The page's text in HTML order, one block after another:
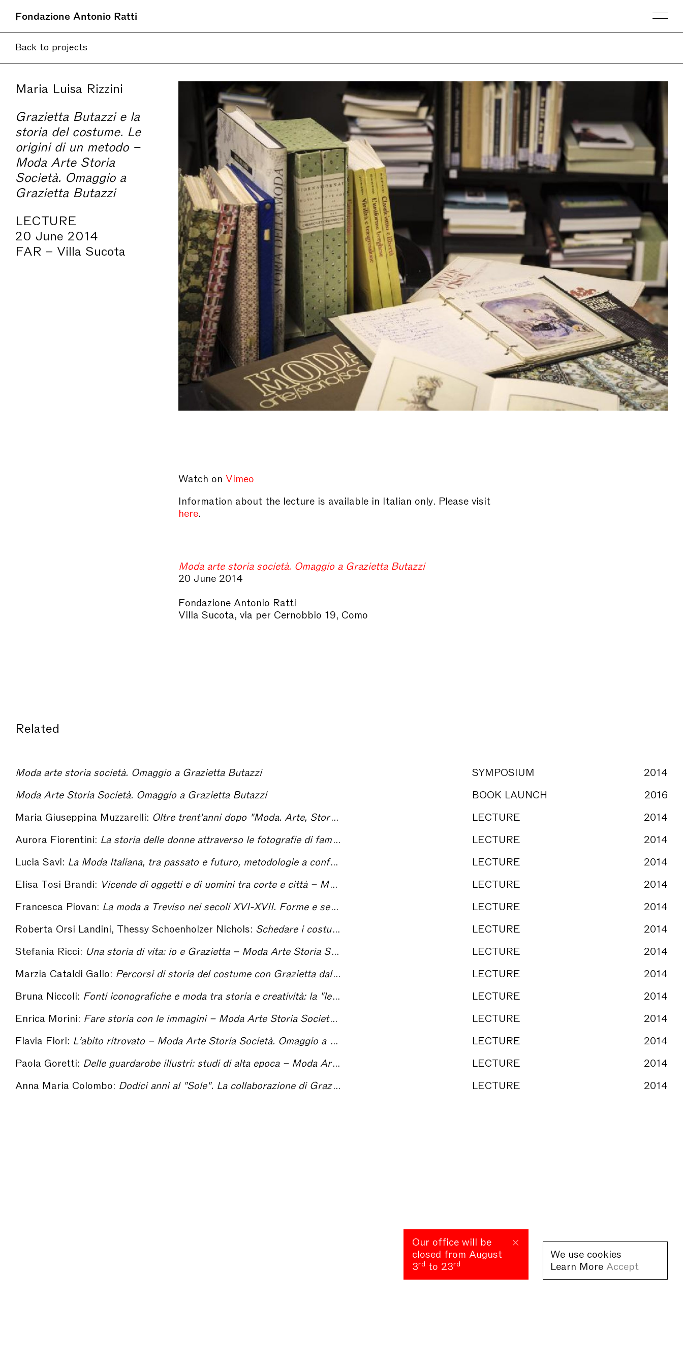
Fondazione Antonio Ratti
Back to projects
Maria Luisa Rizzini
Grazietta Butazzi e la
storia del costume. Le
origini di un metodo –
Moda Arte Storia
Società. Omaggio a
Grazietta Butazzi
LECTURE
20 June 2014
FAR – Villa Sucota
Watch on Vimeo
Information about the lecture is available in Italian only. Please visit
here
Moda arte storia società. Omaggio a Grazietta Butazzi
20 June 2014
Fondazione Antonio Ratti
Villa Sucota, via per Cernobbio 19, Como
Related
Moda arte storia società. Omaggio a Grazietta Butazzi SYMPOSIUM
2014
Moda Arte Storia Società. Omaggio a Grazietta Butazzi
BOOK LAUNCH
2016
Maria Giuseppina Muzzarelli: Oltre trent’anni dopo "Moda. Arte, Storia e Società" – Moda arte storia società. Omaggio a Grazietta Butazzi LECTURE
2014
Aurora Fiorentini: La storia delle donne attraverso le fotografie di famiglia. Un metodo di lavoro – Moda arte storia società. Omaggio a Grazietta Butazzi LECTURE
2014
Lucia Savi: La Moda Italiana, tra passato e futuro, metodologie a confronto – Moda Arte Storia Società. Omaggio a Grazietta Butazzi LECTURE
2014
Elisa Tosi Brandi: Vicende di oggetti e di uomini tra corte e città – Moda Arte Storia Società. Omaggio a Grazietta Butazzi LECTURE
2014
Francesca Piovan: La moda a Treviso nei secoli XVI-XVII. Forme e semantica dell’abbigliamento cittadino – Moda Arte Storia Società. Omaggio a Grazietta Butazzi LECTURE
2014
Roberta Orsi Landini, Thessy Schoenholzer Nichols: Schedare i costumi – Moda Arte Storia Società. Omaggio a Grazietta Butazzi LECTURE
2014
Stefania Ricci: Una storia di vita: io e Grazietta – Moda Arte Storia Società. Omaggio a Grazietta Butazzi LECTURE
2014
Marzia Cataldi Gallo: Percorsi di storia del costume con Grazietta dalle uniformi civili alle fastose vesti seicentesche a quelle povere dei meno abbienti – Moda Arte Storia Società. Omaggio a Grazietta Butazzi LECTURE
2014
Bruna Niccoli: Fonti iconografiche e moda tra storia e creatività: la "lectio magistralis" di Grazietta Butazzi – Moda Arte Storia Società. Omaggio a Grazietta Butazzi LECTURE
2014
Enrica Morini: Fare storia con le immagini – Moda Arte Storia Società. Omaggio a Grazietta Butazzi LECTURE
2014
Flavia Fiori: L’abito ritrovato – Moda Arte Storia Società. Omaggio a Grazietta Butazzi LECTURE
2014
Paola Goretti: Delle guardarobe illustri: studi di alta epoca – Moda Arte Storia Società. Omaggio a Grazietta Butazzi LECTURE
2014
Anna Maria Colombo: Dodici anni al "Sole". La collaborazione di Grazietta Butazzi per il domenicale del Sole 24 ore – Moda Arte Storia Società. Omaggio a Grazietta Butazzi LECTURE 2014
Our office will be
closed from August
3rd to 23rd
We use cookies
Learn More Accept